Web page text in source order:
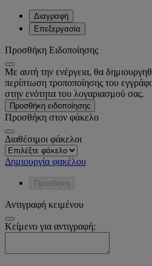
Διαγραφή
Επεξεργασία
Προσθήκη Ειδοποίησης
Με αυτή την ενέργεια, θα
περίπτωση τροποποίησης του
στην ενότητα του λογαριασμού σας.
Προσθήκη ειδοποίησης
Προσθήκη στον φάκελο
Διαθέσιμοι φάκελοι
Δημιουργία φακέλου
Προσθήκη
Αντιγραφή κειμένου
Κείμενο για αντιγραφή: